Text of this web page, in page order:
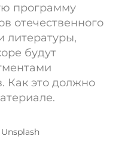
программу
отечественного
литературы,
будут
Как это должно